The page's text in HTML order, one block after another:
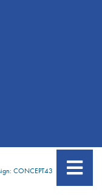
CONCEPT43